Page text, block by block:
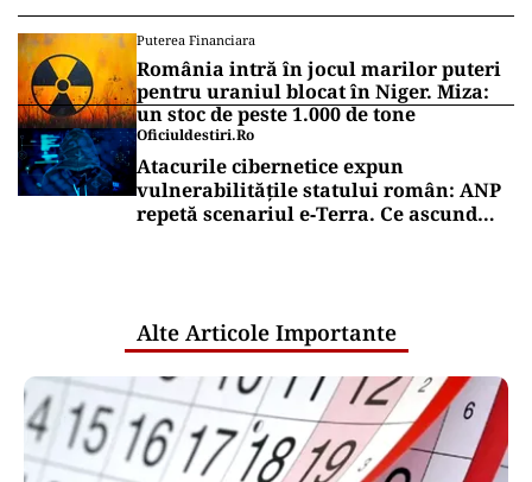
Puterea Financiara
România intră în jocul marilor puteri
pentru uraniul blocat în Niger. Miza:
un stoc de peste 1.000 de tone
Oficiuldestiri.ro
Atacurile cibernetice expun
vulnerabilitățile statului român: ANP
repetă scenariul e‑Terra. Ce ascund
Alte Articole Importante